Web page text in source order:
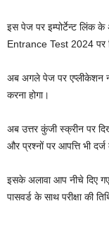
इस पेज पर इम्पोर्टेन्ट
Entrance Test 2024 पर
अब अगले पेज पर एप्लीकेशन
करना होगा।
अब उत्तर कुंजी स्क्रीन पर
और प्रश्नों पर आपत्ति भी
इसके अलावा आप नीचे दिए
पासवर्ड के साथ परीक्षा